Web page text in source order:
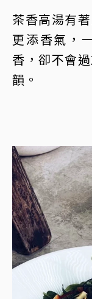
茶香高湯有
更添香氣，
香，卻不會
韻。